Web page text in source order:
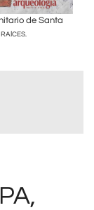
de Santa